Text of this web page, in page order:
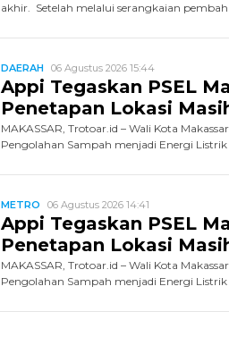
akhir. Setelah melalui serangkaian
DAERAH 06 Agustus 2026 15:44
Appi Tegaskan PSEL
Penetapan Lokasi
MAKASSAR, Trotoar.id – Wali Kota
Pengolahan Sampah menjadi Energi
METRO 06 Agustus 2026 14:41
Appi Tegaskan PSEL
Penetapan Lokasi
MAKASSAR, Trotoar.id – Wali Kota
Pengolahan Sampah menjadi Energi